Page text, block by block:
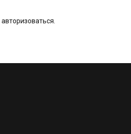
авторизоваться